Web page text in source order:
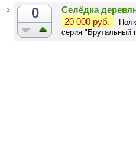
3 0
Селёдка
20 000 руб.
серия "Брутальный